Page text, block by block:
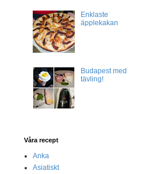
Enklaste
äpplekakan
Budapest med
tävling!
Våra recept
Anka
Asiatiskt